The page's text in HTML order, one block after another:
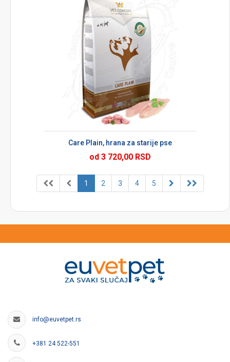
Care Plain, hrana za starije pse
od 3 720,00 RSD
1 2 3 4 5
info@euvetpet.rs
+381 24 522-551